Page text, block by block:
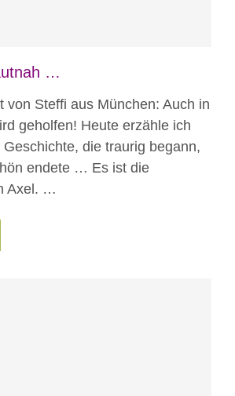
…
von Steffi aus München: Auch in
geholfen! Heute erzähle ich
die traurig begann,
endete … Es ist die
Axel. …